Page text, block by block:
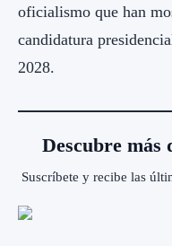
oficialismo que han
candidatura
2028.
Descubre más
Suscríbete y recibe las